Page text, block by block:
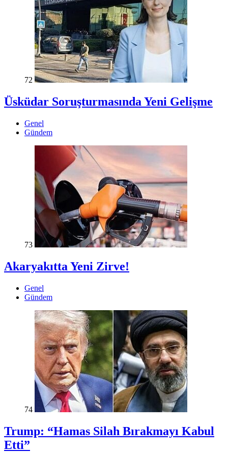
72
Üsküdar Soruşturmasında Yeni Gelişme
Genel
Gündem
73
Akaryakıtta Yeni Zirve!
Genel
Gündem
74
Trump: “Hamas Silah Bırakmayı Kabul
Etti”